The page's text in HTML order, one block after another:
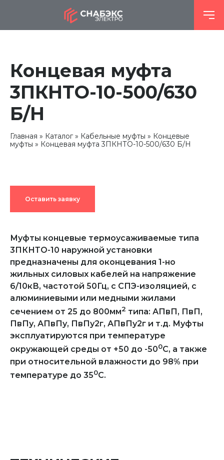
Концевая муфта
3ПКНТО-10-500/630
Б/Н
Главная Каталог Кабельные муфты
Концевые
муфты
Концевая муфта 3ПКНТО-10-500/630 Б/Н
Оставить заявку
Муфты концевые термоусаживаемые типа
3ПКНТО-10 наружной установки
предназначены для оконцевания 1-но
жильных силовых кабелей на напряжение
6/10кВ, частотой 50Гц, с СПЭ-изоляцией, с
алюминиевыми или медными жилами
сечением от 25 до 800мм2 типа: АПвП, ПвП,
ПвПу, АПвПу, ПвПу2г, АПвПу2г и т.д. Муфты
эксплуатируются при температуре
окружающей среды от +50 до -500С, а также
при относительной влажности до 98% при
температуре до 350С.